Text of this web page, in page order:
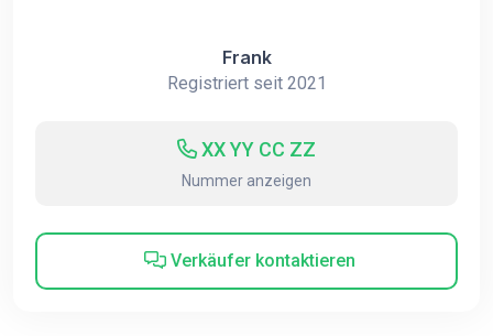
Frank
Registriert seit 2021
XX YY CC ZZ
Nummer anzeigen
Verkäufer kontaktieren